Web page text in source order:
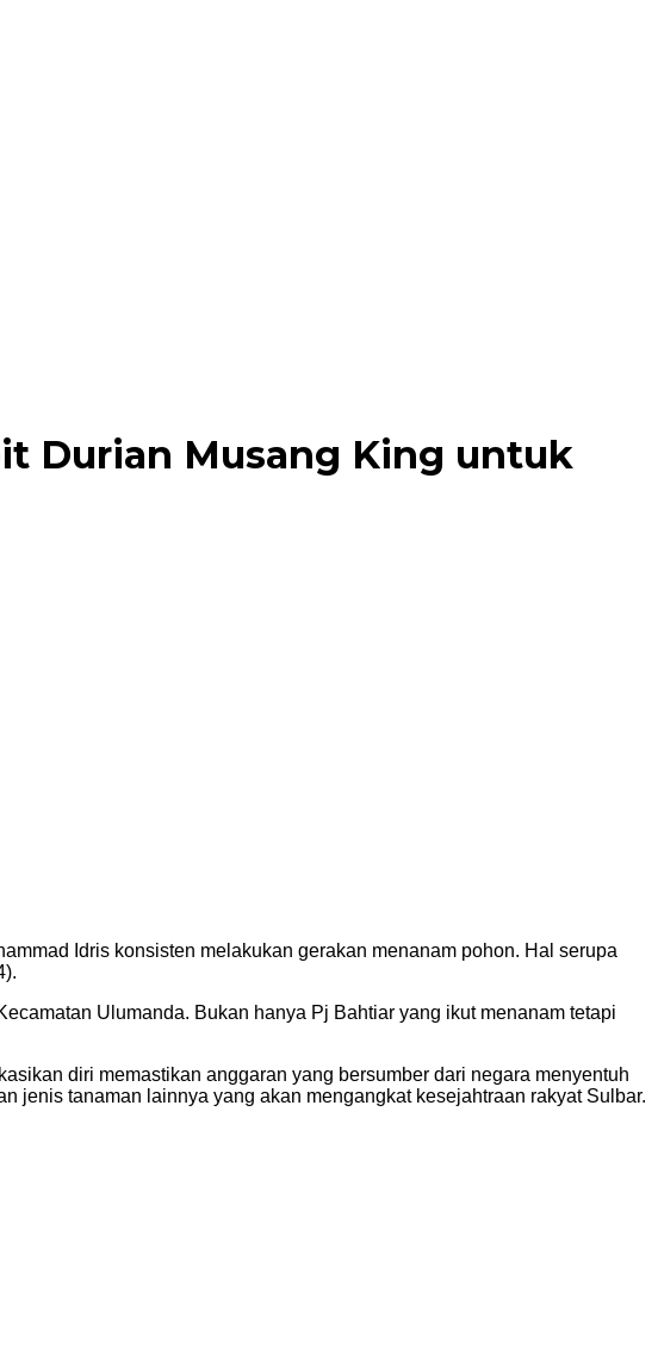
Durian Musang King untuk
Idris konsisten melakukan gerakan menanam pohon. Hal serupa
Ulumanda. Bukan hanya Pj Bahtiar yang ikut menanam tetapi
diri memastikan anggaran yang bersumber dari negara menyentuh
jenis tanaman lainnya yang akan mengangkat kesejahtraan rakyat Sulbar.